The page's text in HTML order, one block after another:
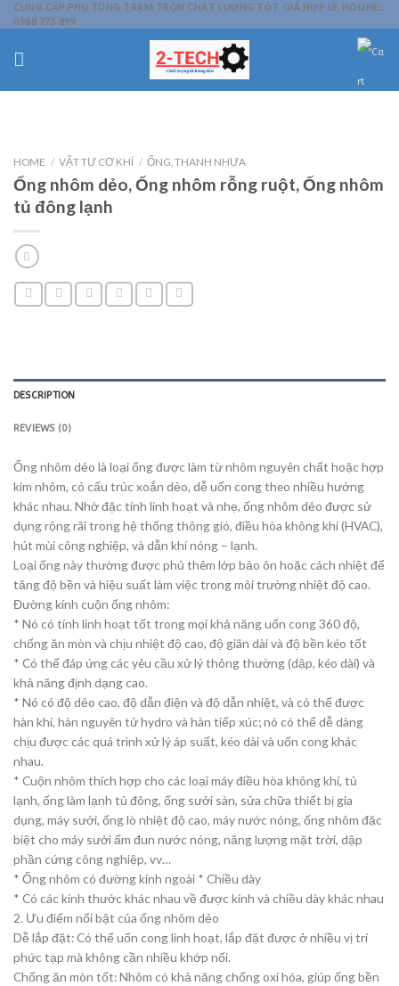
Skip
to
CUNG CẤP PHỤ TÙNG TRẠM TRỘN CHẤT LƯỢNG TỐT, GIÁ HỢP LÝ, HOLINE:
0988 775 899
HOME / VẬT TƯ CƠ KHÍ / ỐNG, THANH NHỰA
Ống nhôm dẻo, Ống nhôm rỗng ruột, Ống nhôm
tủ đông lạnh
DESCRIPTION
REVIEWS (0)
Ống nhôm dẻo là loại ống được làm từ nhôm nguyên chất hoặc hợp
kim nhôm, có cấu trúc xoắn dẻo, dễ uốn cong theo nhiều hướng
khác nhau. Nhờ đặc tính linh hoạt và nhẹ, ống nhôm dẻo được sử
dụng rộng rãi trong hệ thống thông gió, điều hòa không khí (HVAC),
hút mùi công nghiệp, và dẫn khí nóng – lạnh.
Loại ống này thường được phủ thêm lớp bảo ôn hoặc cách nhiệt để
tăng độ bền và hiệu suất làm việc trong môi trường nhiệt độ cao.
Đường kính cuộn ống nhôm:
* Nó có tính linh hoạt tốt trong mọi khả năng uốn cong 360 độ,
chống ăn mòn và chịu nhiệt độ cao, độ giãn dài và độ bền kéo tốt
* Có thể đáp ứng các yêu cầu xử lý thông thường (dập, kéo dài) và
khả năng định dạng cao.
* Nó có độ dẻo cao, độ dẫn điện và độ dẫn nhiệt, và có thể được
hàn khí, hàn nguyên tử hydro và hàn tiếp xúc; nó có thể dễ dàng
chịu được các quá trình xử lý áp suất, kéo dài và uốn cong khác
nhau.
* Cuộn nhôm thích hợp cho các loại máy điều hòa không khí, tủ
lạnh, ống làm lạnh tủ đông, ống sưởi sàn, sửa chữa thiết bị gia
dụng, máy sưởi, ống lò nhiệt độ cao, máy nước nóng, ống nhôm đặc
biệt cho máy sưởi ấm đun nước nóng, năng lượng mặt trời, dập
phần cứng công nghiệp, vv…
* Ống nhôm có đường kính ngoài * Chiều dày
* Có các kính thước khác nhau về được kính và chiều dày khác nhau
2. Ưu điểm nổi bật của ống nhôm dẻo
Dễ lắp đặt: Có thể uốn cong linh hoạt, lắp đặt được ở nhiều vị trí
phức tạp mà không cần nhiều khớp nối.
Chống ăn mòn tốt: Nhôm có khả năng chống oxi hóa, giúp ống bền